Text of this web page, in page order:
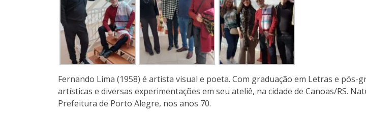
Fernando Lima (1958) é artista visual e poeta. Com graduação em Letras e pós-
artísticas e diversas experimentações em seu ateliê, na cidade de Canoas/RS.
Prefeitura de Porto Alegre, nos anos 70.